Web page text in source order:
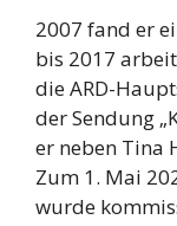
2007 fand er
bis 2017
die ARD-
der Sendung
er neben Tina
Zum 1. Mai
wurde